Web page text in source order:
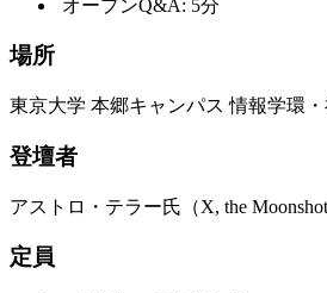
オープンQ&A: 5分
場所
東京大学 本郷キャンパス 情報学環
登壇者
アストロ・テラー氏（X, the Moonshot
定員